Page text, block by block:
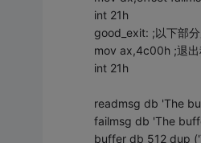
int 21h
good_exit: ;以下部
mov ax,4c00h ;退出
int 21h
readmsg db 'The
failmsg db 'The
buffer db 512 dup